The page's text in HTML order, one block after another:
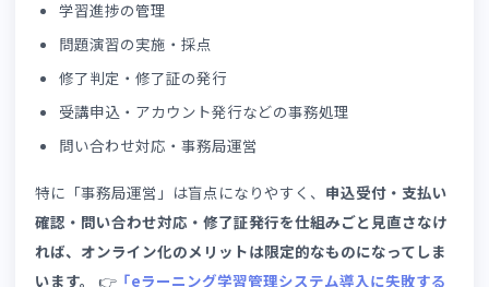
しやすい理由
失敗しやすい根本的な理由は、教材のオンライン化だけに
力し、運営フロー全体を設計しないまま運用を始めてしま
ことにあります。
SaaS型eラーニングで資格講座を運営する場合、以下のよ
に業務が発生しますが、見落としたまま運用を始めるとか